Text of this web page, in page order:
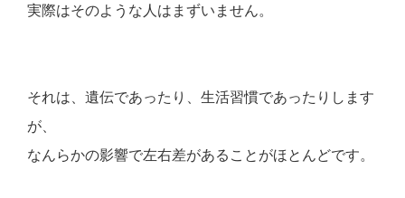
実際はそのような人はまずいません。
それは、遺伝であったり、生活習慣であったりします
が、
なんらかの影響で左右差があることがほとんどです。